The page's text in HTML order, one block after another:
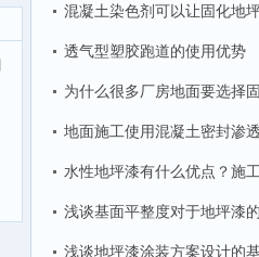
混凝土染色剂可以让固化地
透气型塑胶跑道的使用优势
为什么很多厂房地面要选择
地面施工使用混凝土密封渗
水性地坪漆有什么优点？施
浅谈基面平整度对于地坪漆
浅谈地坪漆涂装方案设计的